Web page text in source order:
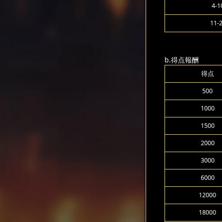
4-
11-
b.得点報酬
得点
500
1000
1500
2000
3000
6000
12000
18000